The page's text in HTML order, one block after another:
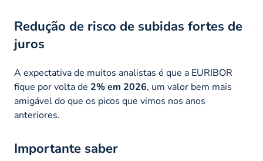
Redução de risco de subidas fortes de
juros
A expectativa de muitos analistas é que a EURIBOR
fique por volta de 2% em 2026, um valor bem mais
amigável do que os picos que vimos nos anos
anteriores.
Importante saber